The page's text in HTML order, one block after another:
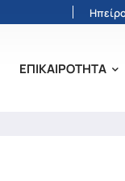
ΕΠΙΚΑΙΡΟΤΗΤΑ